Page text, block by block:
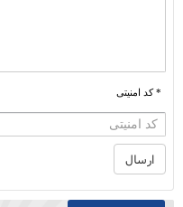
* کد امنیتی